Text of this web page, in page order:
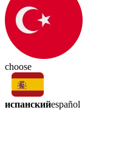
choose
испанскийespañol